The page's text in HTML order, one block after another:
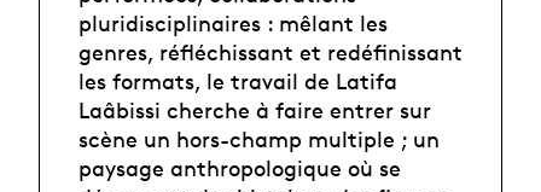
pluridisciplinaires : mêlant les
genres, réfléchissant et redéfinissant
les formats, le travail de Latifa
Laâbissi cherche à faire entrer sur
scène un hors-champ multiple ; un
paysage anthropologique où se